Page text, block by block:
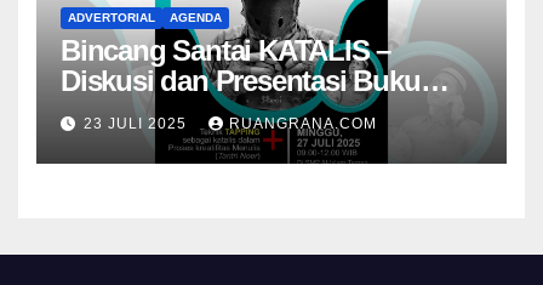
ADVERTORIAL AGENDA
Bincang Santai KATALIS –
Diskusi dan Presentasi Buku
Foto Nambangan
23 JULI 2025 RUANGRANA.COM